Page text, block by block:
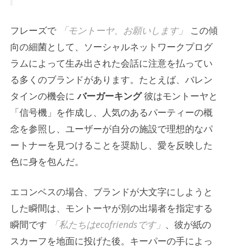
フレーズで 「モントーヤ、お願いします」
この傾
向の細菌として、ソーシャルネットワークプログ
ラムによって生み出された会話に注意を払ってい
る多くのブランドがあります。たとえば、バレン
タインの機会にバーガーキング彼はモントーヤと
「信号機」を作成し、人気のあるパーティーの概
念を参照し、ユーザーが自分の施設で理想的なパ
ートナーを見つけることを奨励し、愛を反映した
色に身を包んだ。
エコンベスの場合、ブランドが大文字にしようと
した瞬間は、モントーヤが別の出場者を指定する
瞬間です
「私たちはecofriendsです」 、彼が紙の
スカーフを地面に投げた後。キーパーの手によっ